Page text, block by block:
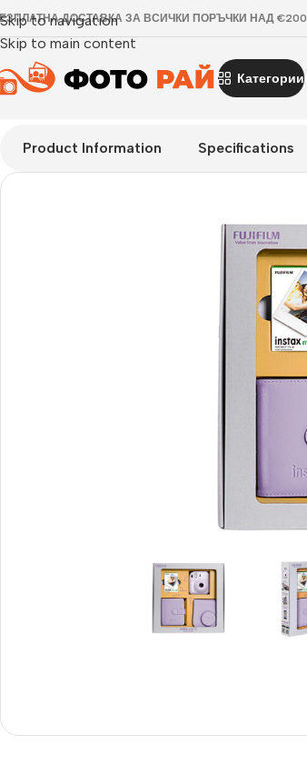
Skip to navigation
Skip to main content
ДОСТАВКА ЗА ВСИЧКИ ПОРЪЧКИ НАД €200
Категории
Product Information Specifications